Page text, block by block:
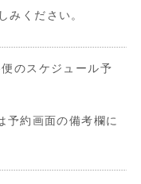
みください。
のスケジュール予
予約画面の備考欄に